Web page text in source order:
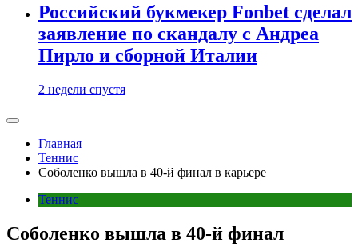
Российский букмекер Fonbet сделал
заявление по скандалу с Андреа
Пирло и сборной Италии
2 недели спустя
Главная
Теннис
Соболенко вышла в 40-й финал в карьере
Теннис
Соболенко вышла в 40-й финал